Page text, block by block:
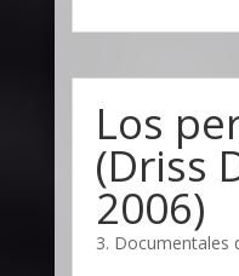
Los
(Driss
2006)
3. Documentales